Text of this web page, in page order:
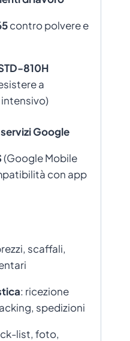
contro polvere e
810H
a
Google
(Google Mobile
con app
scaffali,
: ricezione
spedizioni
list, foto,